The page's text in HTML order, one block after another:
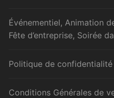
Événementiel, Animation
Fête d’entreprise, Soirée
Politique de confidentialité
Conditions Générales de